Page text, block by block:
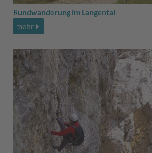
Rundwanderung im Langental
mehr